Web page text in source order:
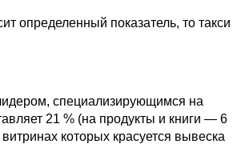
определенный показатель, то такси
специализирующимся на
21 % (на продукты и книги — 6
которых красуется вывеска